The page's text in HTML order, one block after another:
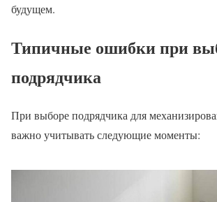
будущем.
Типичные ошибки при
подрядчика
При выборе подрядчика для
важно учитывать следующие моменты: